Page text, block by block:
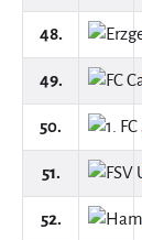
48.
49.
50.
51.
52.